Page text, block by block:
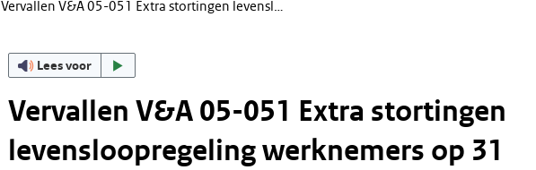
Vervallen V&A 05-051 Extra stortingen levensl…
Lees voor
Vervallen V&A 05-051 Extra stortingen
levensloopregeling werknemers op 31